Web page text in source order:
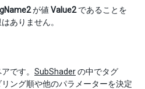
が値 Value2であることを
ありません。
です。 SubShaderの中でタグ
ング順や他のパラメーターを決定